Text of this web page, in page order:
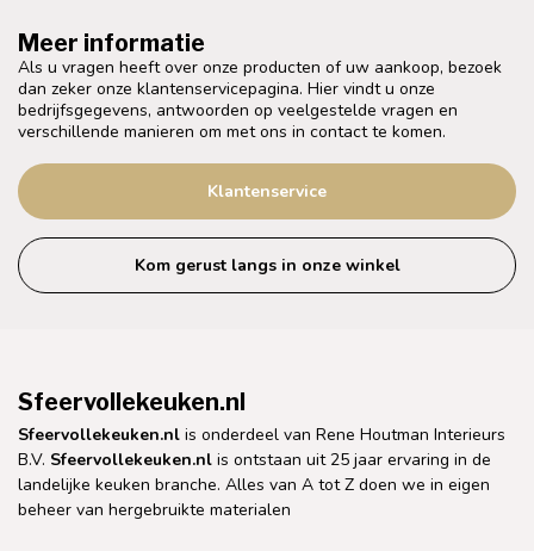
Meer informatie
Als u vragen heeft over onze producten of uw aankoop, bezoek
dan zeker onze klantenservicepagina. Hier vindt u onze
bedrijfsgegevens, antwoorden op veelgestelde vragen en
verschillende manieren om met ons in contact te komen.
Klantenservice
Kom gerust langs in onze winkel
Sfeervollekeuken.nl
Sfeervollekeuken.nl is onderdeel van Rene Houtman Interieurs
B.V. Sfeervollekeuken.nl is ontstaan uit 25 jaar ervaring in de
landelijke keuken branche. Alles van A tot Z doen we in eigen
beheer van hergebruikte materialen